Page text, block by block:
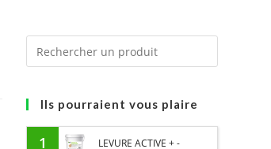
Ils pourraient vous plaire
1 LEVURE ACTIVE + -